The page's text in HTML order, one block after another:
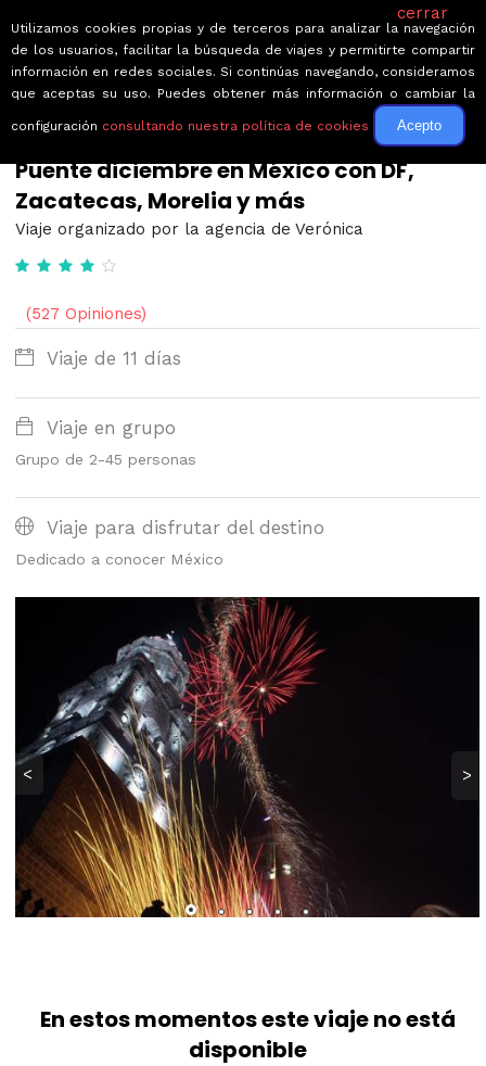
← Volver a Circuitos por México
Puente diciembre en México con DF,
Zacatecas, Morelia y más
Viaje organizado por la agencia de Verónica
(527 Opiniones)
Viaje de 11 días
Viaje en grupo
Grupo de 2-45 personas
Viaje para disfrutar del destino
Dedicado a conocer México
< >
En estos momentos este viaje no está
disponible
cerrar
Utilizamos cookies propias y de terceros para analizar la navegación
de los usuarios, facilitar la búsqueda de viajes y permitirte compartir
información en redes sociales. Si continúas navegando, consideramos
que aceptas su uso. Puedes obtener más información o cambiar la
configuración consultando nuestra política de cookies Acepto